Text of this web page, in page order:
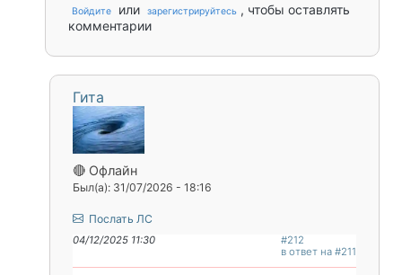
Войдите или зарегистрируйтесь , чтобы оставлять
комментарии
Гита
🔴 Офлайн
Был(а): 31/07/2026 - 18:16
Послать ЛС
04/12/2025 11:30
#212
в ответ на #211